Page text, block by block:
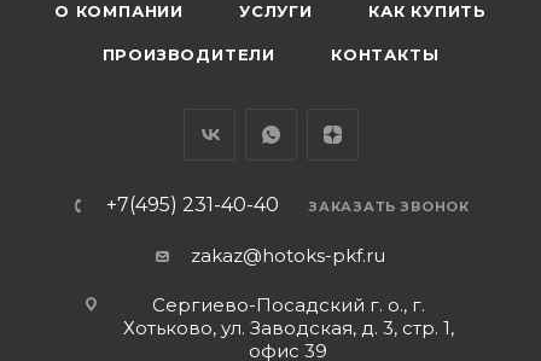
О КОМПАНИИ УСЛУГИ КАК КУПИТЬ
ПРОИЗВОДИТЕЛИ КОНТАКТЫ
+7(495) 231-40-40 ЗАКАЗАТЬ ЗВОНОК
zakaz@hotoks-pkf.ru
Сергиево-Посадский г. о., г.
Хотьково, ул. Заводская, д. 3, стр. 1,
офис 39